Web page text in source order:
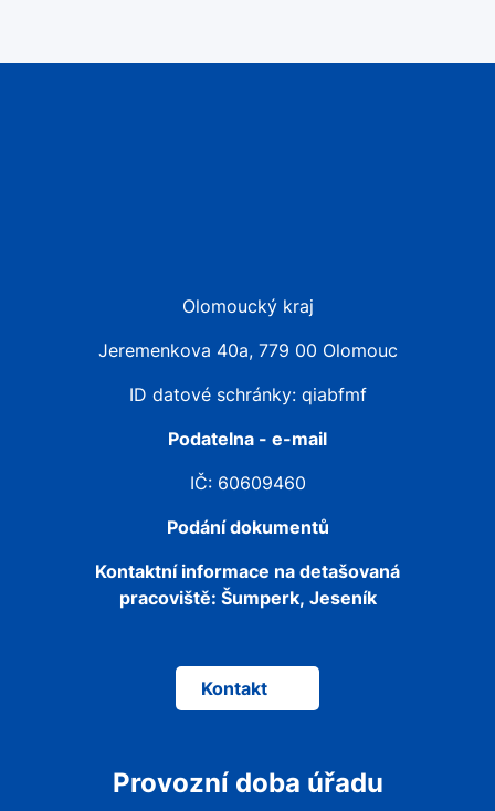
Olomoucký kraj
Jeremenkova 40a, 779 00 Olomouc
ID datové schránky: qiabfmf
Podatelna - e-mail
IČ: 60609460
Podání dokumentů
Kontaktní informace na detašovaná
pracoviště: Šumperk, Jeseník
Kontakt
Provozní doba úřadu